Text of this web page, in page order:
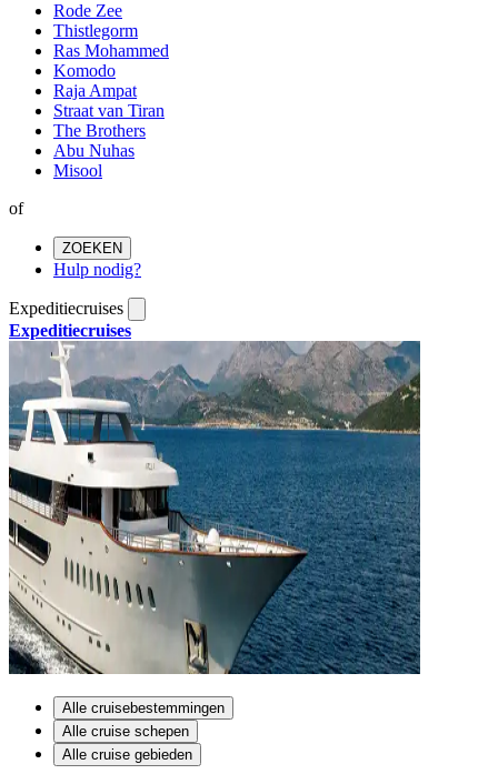
Rode Zee
Thistlegorm
Ras Mohammed
Komodo
Raja Ampat
Straat van Tiran
The Brothers
Abu Nuhas
Misool
of
ZOEKEN
Hulp nodig?
Expeditiecruises
Expeditiecruises
Alle cruisebestemmingen
Alle cruise schepen
Alle cruise gebieden